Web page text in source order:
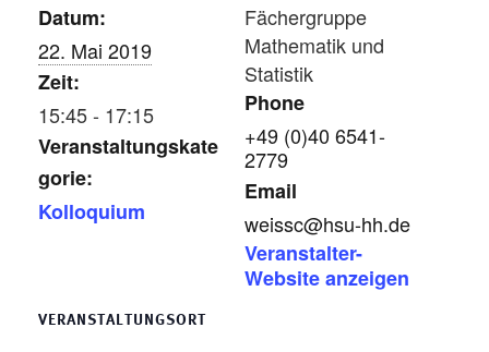
Datum:
22. Mai 2019
Zeit:
15:45 - 17:15
Veranstaltungskate
gorie:
Kolloquium
VERANSTALTUNGSORT
Fächergruppe
Mathematik und
Statistik
Phone
+49 (0)40 6541-
2779
Email
weissc@hsu-hh.de
Veranstalter-
Website anzeigen